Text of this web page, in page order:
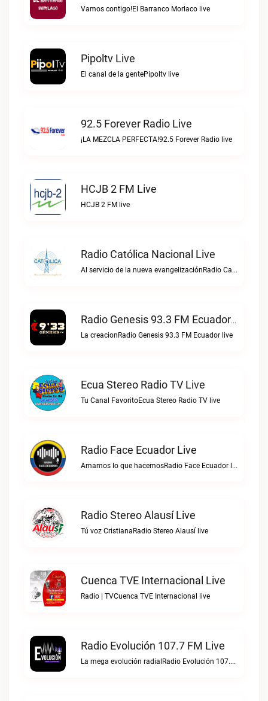
Vamos contigo!El Barranco Morlaco live
Pipoltv Live
El canal de la gentePipoltv live
92.5 Forever Radio Live
¡LA MEZCLA PERFECTA!92.5 Forever Radio live
HCJB 2 FM Live
HCJB 2 FM live
Radio Católica Nacional Live
Al servicio de la nueva evangelizaciónRadio Católica Nacional live
Radio Genesis 93.3 FM Ecuador Live
La creacionRadio Genesis 93.3 FM Ecuador live
Ecua Stereo Radio TV Live
Tu Canal FavoritoEcua Stereo Radio TV live
Radio Face Ecuador Live
Amamos lo que hacemosRadio Face Ecuador live
Radio Stereo Alausí Live
Tú voz CristianaRadio Stereo Alausí live
Cuenca TVE Internacional Live
Radio | TVCuenca TVE Internacional live
Radio Evolución 107.7 FM Live
La mega evolución radialRadio Evolución 107.7 FM live